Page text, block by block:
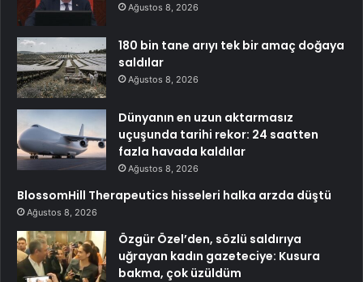
Ağustos 8, 2026
180 bin tane arıyı tek bir amaç doğaya
saldılar
Ağustos 8, 2026
Dünyanın en uzun aktarmasız
uçuşunda tarihi rekor: 24 saatten
fazla havada kaldılar
Ağustos 8, 2026
BlossomHill Therapeutics hisseleri halka arzda düştü
Ağustos 8, 2026
Özgür Özel’den, sözlü saldırıya
uğrayan kadın gazeteciye: Kusura
bakma, çok üzüldüm